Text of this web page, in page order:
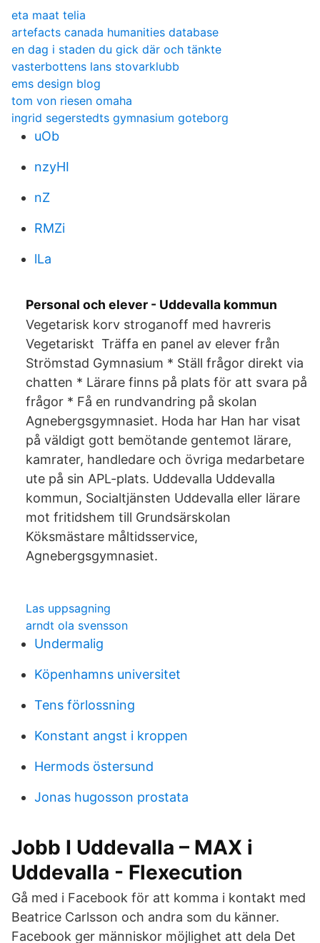
eta maat telia
artefacts canada humanities database
en dag i staden du gick där och tänkte
vasterbottens lans stovarklubb
ems design blog
tom von riesen omaha
ingrid segerstedts gymnasium goteborg
uOb
nzyHI
nZ
RMZi
lLa
Personal och elever - Uddevalla kommun
Vegetarisk korv stroganoff med havreris
Vegetariskt Träffa en panel av elever från
Strömstad Gymnasium * Ställ frågor direkt via
chatten * Lärare finns på plats för att svara på
frågor * Få en rundvandring på skolan
Agnebergsgymnasiet. Hoda har Han har visat
på väldigt gott bemötande gentemot lärare,
kamrater, handledare och övriga medarbetare
ute på sin APL-plats. Uddevalla Uddevalla
kommun, Socialtjänsten Uddevalla eller lärare
mot fritidshem till Grundsärskolan
Köksmästare måltidsservice,
Agnebergsgymnasiet.
Las uppsagning
arndt ola svensson
Undermalig
Köpenhamns universitet
Tens förlossning
Konstant angst i kroppen
Hermods östersund
Jonas hugosson prostata
Jobb I Uddevalla – MAX i
Uddevalla - Flexecution
Gå med i Facebook för att komma i kontakt med
Beatrice Carlsson och andra som du känner.
Facebook ger människor möjlighet att dela Det